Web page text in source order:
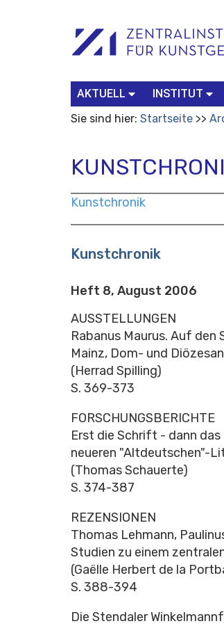
Werkzeuge
Search…
AKTUELL INSTITUT
Sie sind hier: Startseite
Kunstchronik
Kunstchronik
Heft 8, August 2006
AUSSTELLUNGEN
Rabanus Maurus. Auf den
Mainz, Dom- und
(Herrad Spilling)
S. 369-373
FORSCHUNGSBERICHTE
Erst die Schrift - dann
neueren "Altdeutschen"-
(Thomas Schauerte)
S. 374-387
REZENSIONEN
Thomas Lehmann,
Studien zu einem
(Gaëlle Herbert de la
S. 388-394
Die Stendaler